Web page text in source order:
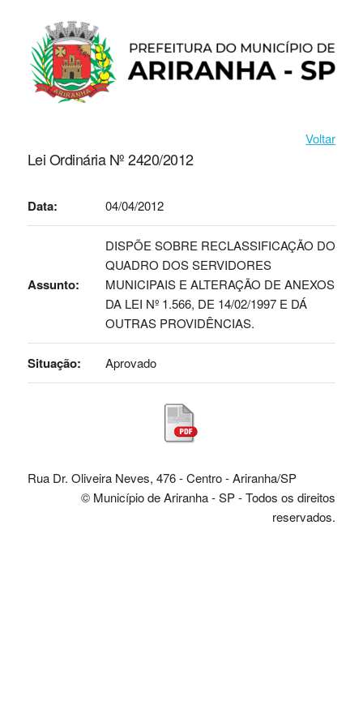
Voltar
Lei Ordinária Nº 2420/2012
Data: 04/04/2012
Assunto:
DISPÕE SOBRE RECLASSIFICAÇÃO DO
QUADRO DOS SERVIDORES
MUNICIPAIS E ALTERAÇÃO DE ANEXOS
DA LEI Nº 1.566, DE 14/02/1997 E DÁ
OUTRAS PROVIDÊNCIAS.
Situação: Aprovado
Rua Dr. Oliveira Neves, 476 - Centro - Ariranha/SP
© Município de Ariranha - SP - Todos os direitos
reservados.